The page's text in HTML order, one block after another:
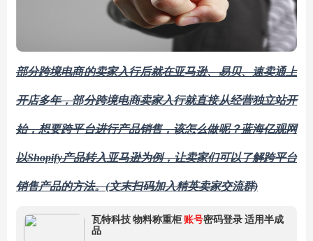
部分跨境电商的卖家入行后就在亚马逊、易贝、速卖通上
开店多年，部分跨境电商卖家入行就直接从经营独立站开
始，想要跨平台进行产品销售，该怎么做呢？蓝海亿观网
以Shopify产品转入亚马逊为例，让卖家们可以了解跨平台
销售产品的方法。(文末扫码加入精英卖家交流群)
瓦特科技 物料称重柜 账号密码登录 适用半成
品